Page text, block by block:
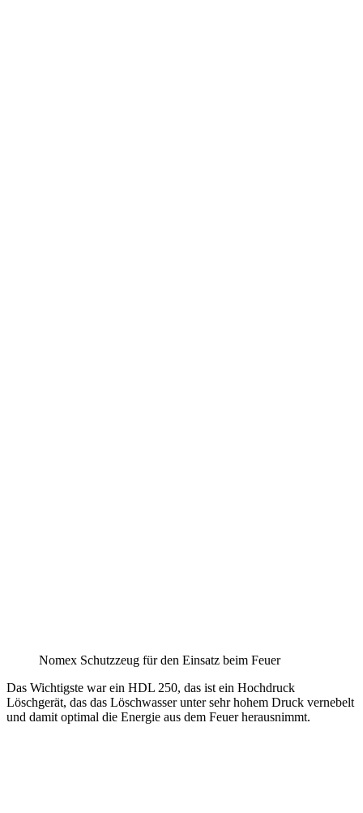
Nomex Schutzzeug für den Einsatz beim Feuer
Das Wichtigste war ein HDL 250, das ist ein Hochdruck
Löschgerät, das das Löschwasser unter sehr hohem Druck vernebelt
und damit optimal die Energie aus dem Feuer herausnimmt.